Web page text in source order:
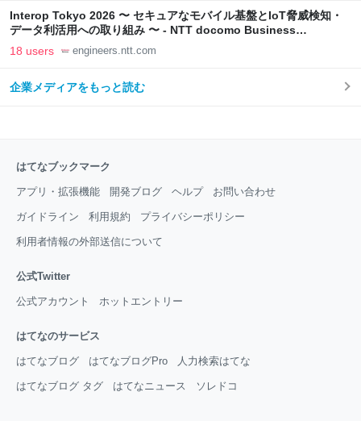
Interop Tokyo 2026 〜 セキュアなモバイル基盤とIoT脅威検知・
データ利活用への取り組み 〜 - NTT docomo Business
Engineers' Blog
18 users engineers.ntt.com
企業メディアをもっと読む
はてなブックマーク
アプリ・拡張機能 開発ブログ ヘルプ お問い合わせ
ガイドライン 利用規約 プライバシーポリシー
利用者情報の外部送信について
公式Twitter
公式アカウント ホットエントリー
はてなのサービス
はてなブログ はてなブログPro 人力検索はてな
はてなブログ タグ はてなニュース ソレドコ